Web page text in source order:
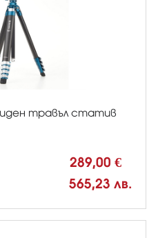
травъл статив
289,00 €
565,23 лв.